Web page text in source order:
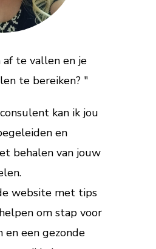
af te vallen en je
te bereiken? "
kan ik jou
en
behalen van jouw
website met tips
om stap voor
een gezonde